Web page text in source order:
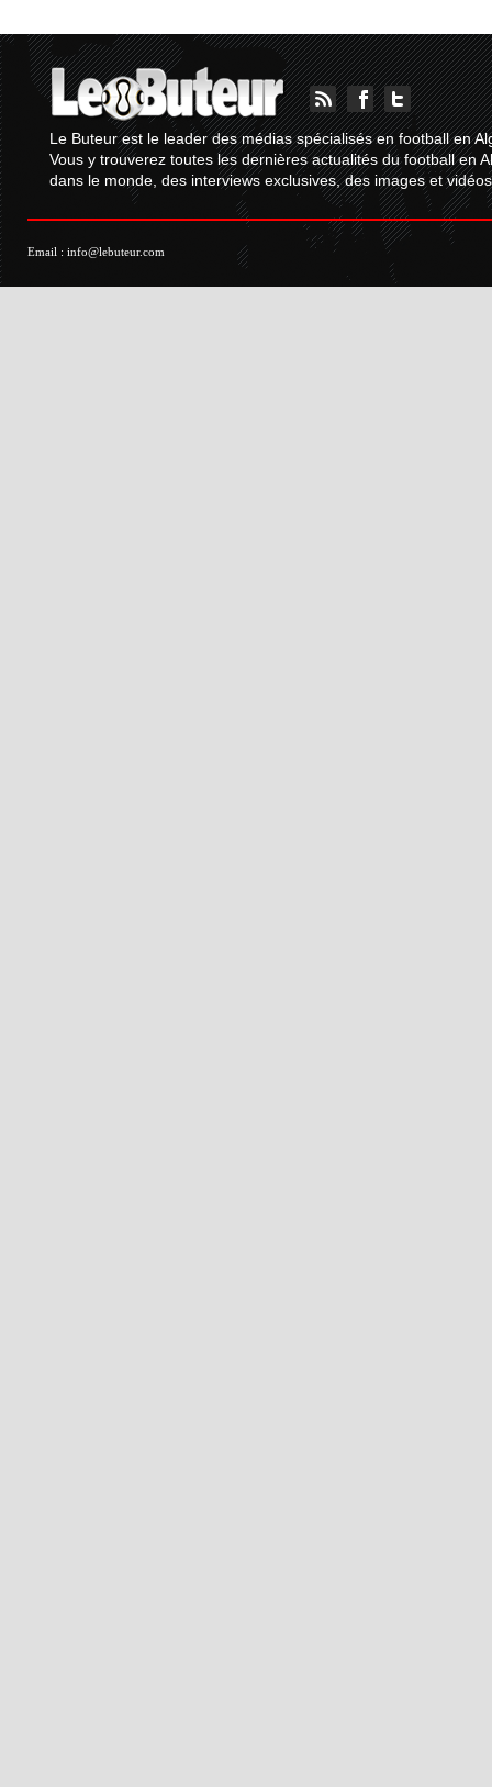
Le Buteur est le leader des médias spécialisés en football en
Vous y trouverez toutes les dernières actualités du football en
dans le monde, des interviews exclusives, des images et
Email : info@lebuteur.com